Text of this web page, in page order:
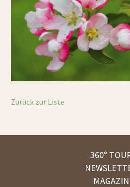
Zurück zur Liste
360°
MAGAZIN